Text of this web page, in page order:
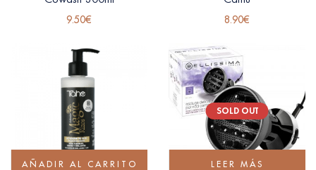
9.50€ 8.90€
AÑADIR AL CARRITO
SOLD OUT
LEER MÁS